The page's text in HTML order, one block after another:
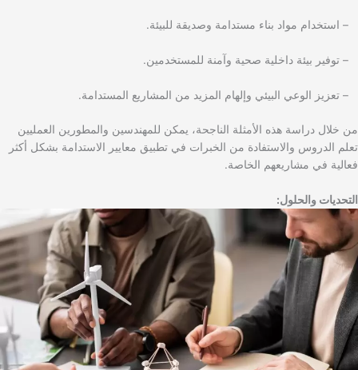
– استخدام مواد بناء مستدامة وصديقة للبيئة.
– توفير بيئة داخلية صحية وآمنة للمستخدمين.
– تعزيز الوعي البيئي وإلهام المزيد من المشاريع المستدامة.
من خلال دراسة هذه الأمثلة الناجحة، يمكن للمهندسين والمطورين العمليين
تعلم الدروس والاستفادة من الخبرات في تطبيق معايير الاستدامة بشكل أكثر
فعالية في مشاريعهم الخاصة.
التحديات والحلول: